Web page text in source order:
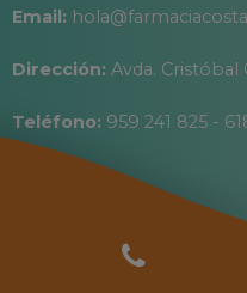
Email:
Dirección: Avda. Cristóbal
Teléfono: 959 241 825 -